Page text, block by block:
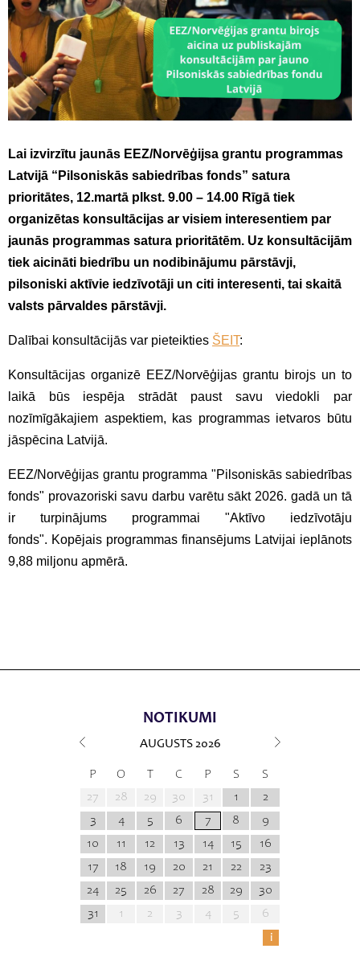
Lai izvirzītu jaunās EEZ/Norvēģijsa grantu programmas
Latvijā “Pilsoniskās sabiedrības fonds” satura
prioritātes, 12.martā plkst. 9.00 – 14.00 Rīgā tiek
organizētas konsultācijas ar visiem interesentiem par
jaunās programmas satura prioritātēm. Uz konsultācijām
tiek aicināti biedrību un nodibinājumu pārstāvji,
pilsoniski aktīvie iedzīvotāji un citi interesenti, tai skaitā
valsts pārvaldes pārstāvji.
Dalībai konsultācijās var pieteikties ŠEIT:
Konsultācijas organizē EEZ/Norvēģijas grantu birojs un to
laikā būs iespēja strādāt paust savu viedokli par
nozīmīgākajiem aspektiem, kas programmas ietvaros būtu
jāspēcina Latvijā.
EEZ/Norvēģijas grantu programma "Pilsoniskās sabiedrības
fonds" provazoriski savu darbu varētu sākt 2026. gadā un tā
ir turpinājums programmai "Aktīvo iedzīvotāju
fonds". Kopējais programmas finansējums Latvijai ieplānots
9,88 miljonu apmērā.
NOTIKUMI
AUGUSTS 2026
P O T C P S
S
27
28 29 30 31 1
2
3
4 5 6 7 8
9
10
11 12 13 14 15
16
17
18 19 20 21 22
23
24
25 26 27 28 29
30
31
1 2 3 4 5
6
i